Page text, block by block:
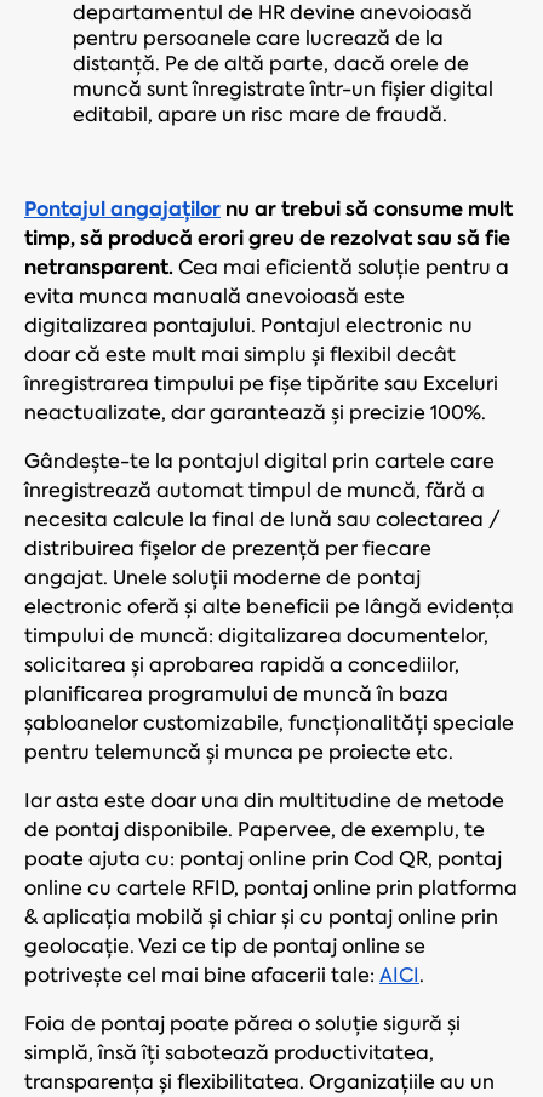
departamentul de HR devine anevoioasă
pentru persoanele care lucrează de la
distanță. Pe de altă parte, dacă orele de
muncă sunt înregistrate într-un fișier digital
editabil, apare un risc mare de fraudă.
Pontajul angajaților nu ar trebui să consume mult
timp, să producă erori greu de rezolvat sau să fie
netransparent.Cea mai eficientă soluție pentru a
evita munca manuală anevoioasă este
digitalizarea pontajului. Pontajul electronic nu
doar că este mult mai simplu și flexibil decât
înregistrarea timpului pe fișe tipărite sau Exceluri
neactualizate, dar garantează și precizie 100%.
Gândește-te la pontajul digital prin cartele care
înregistrează automat timpul de muncă, fără a
necesita calcule la final de lună sau colectarea /
distribuirea fișelor de prezență per fiecare
angajat. Unele soluții moderne de pontaj
electronic oferă și alte beneficii pe lângă evidența
timpului de muncă: digitalizarea documentelor,
solicitarea și aprobarea rapidă a concediilor,
planificarea programului de muncă în baza
șabloanelor customizabile, funcționalități speciale
pentru telemuncă și munca pe proiecte etc.
Iar asta este doar una din multitudine de metode
de pontaj disponibile. Papervee, de exemplu, te
poate ajuta cu: pontaj online prin Cod QR, pontaj
online cu cartele RFID, pontaj online prin platforma
& aplicația mobilă și chiar și cu pontaj online prin
geolocație. Vezi ce tip de pontaj online se
potrivește cel mai bine afacerii tale: AICI.
Foia de pontaj poate părea o soluție sigură și
simplă, însă îți sabotează productivitatea,
transparența și flexibilitatea. Organizațiile au un